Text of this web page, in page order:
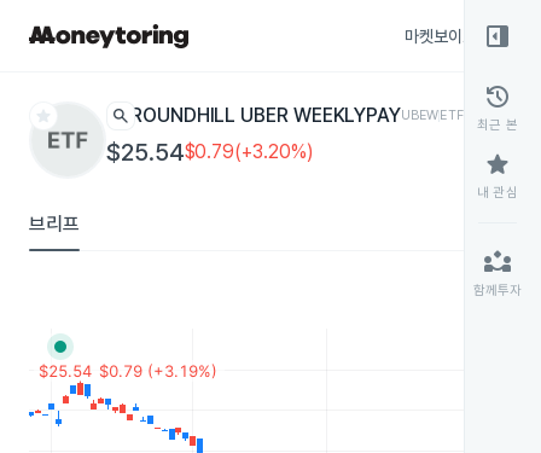
마켓보이스
star search ROUNDHILL UBER WEEKLYPAYUBEWETF
$25.54$0.79(+3.20%)
브리프
right_panel_open
history
최근 본
star
내 관심
partner_exchange
함께투자